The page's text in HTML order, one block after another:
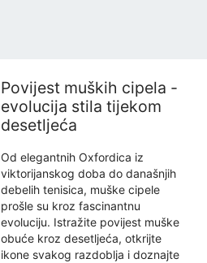
Povijest muških cipela -
evolucija stila tijekom
desetljeća
Od elegantnih Oxfordica iz
viktorijanskog doba do današnjih
debelih tenisica, muške cipele
prošle su kroz fascinantnu
evoluciju. Istražite povijest muške
obuće kroz desetljeća, otkrijte
ikone svakog razdoblja i doznajte